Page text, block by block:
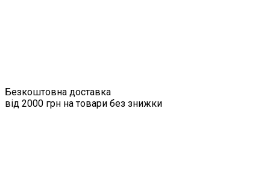
Безкоштовна доставка
від 2000 грн на товари без знижки